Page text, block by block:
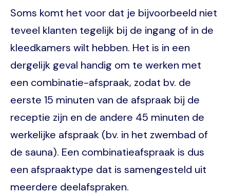
Soms komt het voor dat je bijvoorbeeld niet
teveel klanten tegelijk bij de ingang of in de
kleedkamers wilt hebben. Het is in een
dergelijk geval handig om te werken met
een combinatie-afspraak, zodat bv. de
eerste 15 minuten van de afspraak bij de
receptie zijn en de andere 45 minuten de
werkelijke afspraak (bv. in het zwembad of
de sauna). Een combinatieafspraak is dus
een afspraaktype dat is samengesteld uit
meerdere deelafspraken.